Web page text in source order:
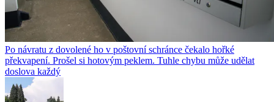
Po návratu z dovolené ho v poštovní schránce čekalo hořké
překvapení. Prošel si hotovým peklem. Tuhle chybu může udělat
doslova každý